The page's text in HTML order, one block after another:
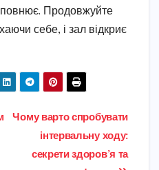
Продовжуйте
себе, і зал відкриє
Чому варто спробувати
інтервальну ходу:
секрети здоров’я та